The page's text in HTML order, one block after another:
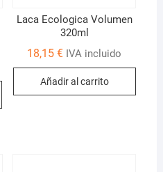
Laca Ecologica Volumen
320ml
18,15€ IVA incluido
Añadir al carrito